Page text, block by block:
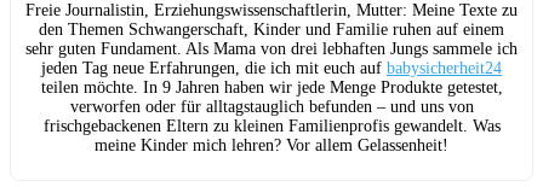
Freie Journalistin, Erziehungswissenschaftlerin, Mutter: Meine Texte zu
den Themen Schwangerschaft, Kinder und Familie ruhen auf einem
sehr guten Fundament. Als Mama von drei lebhaften Jungs sammele ich
jeden Tag neue Erfahrungen, die ich mit euch auf babysicherheit24
teilen möchte. In 9 Jahren haben wir jede Menge Produkte getestet,
verworfen oder für alltagstauglich befunden – und uns von
frischgebackenen Eltern zu kleinen Familienprofis gewandelt. Was
meine Kinder mich lehren? Vor allem Gelassenheit!